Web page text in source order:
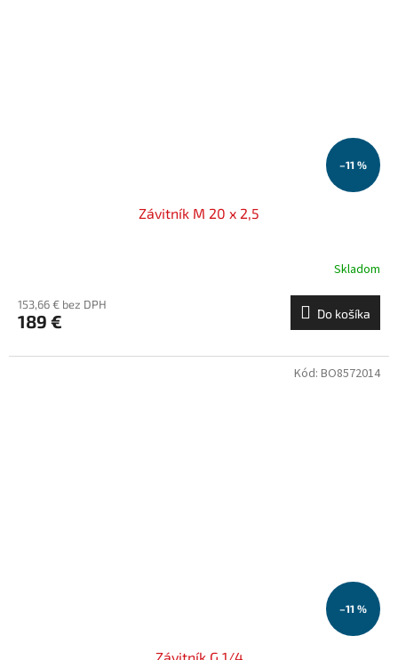
–11 %
Závitník M 20 x 2,5
Skladom
153,66 € bez DPH
189 € Do košíka
–11 %
Kód: BO8572014